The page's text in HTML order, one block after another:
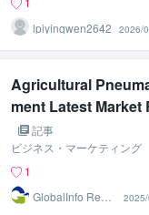
lpiyingwen2642
2026/
Agricultural
ment Latest Market
記事
ビジネス・マーケティング
1
GlobalInfo Rese